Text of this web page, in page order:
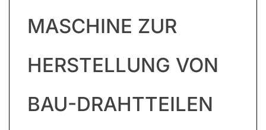
MASCHINE ZUR
HERSTELLUNG VON
BAU-DRAHTTEILEN